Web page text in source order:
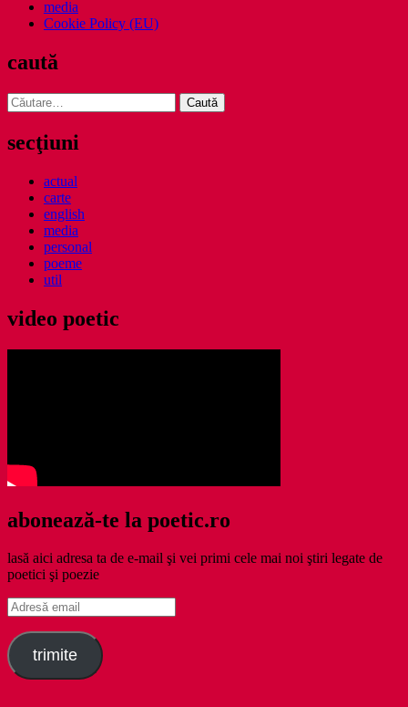
media
Cookie Policy (EU)
caută
Caută
după:
secţiuni
actual
carte
english
media
personal
poeme
util
video poetic
abonează-te la poetic.ro
lasă aici adresa ta de e-mail şi vei primi cele mai noi ştiri legate de
poetici şi poezie
Adresă
email
trimite